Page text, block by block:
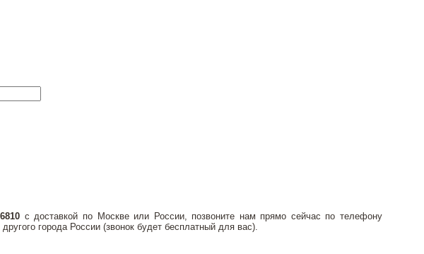
с доставкой по Москве или России, позвоните нам прямо сейчас по телефону
другого города России (звонок будет бесплатный для вас).